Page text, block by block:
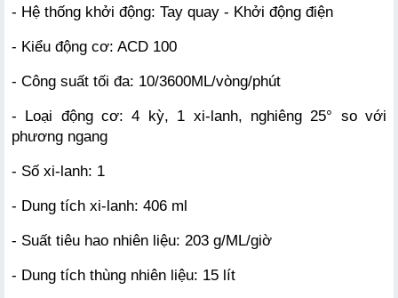
- Hệ thống khởi động: Tay quay - Khởi động điện
- Kiểu động cơ: ACD 100
- Công suất tối đa: 10/3600ML/vòng/phút
- Loại động cơ: 4 kỳ, 1 xi-lanh, nghiêng 25° so với
phương ngang
- Số xi-lanh: 1
- Dung tích xi-lanh: 406 ml
- Suất tiêu hao nhiên liệu: 203 g/ML/giờ
- Dung tích thùng nhiên liệu: 15 lít